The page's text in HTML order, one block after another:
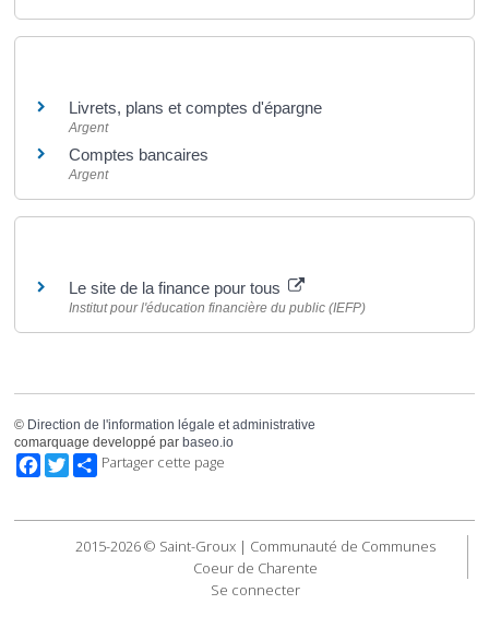
Livrets, plans et comptes d'épargne
Argent
Comptes bancaires
Argent
Le site de la finance pour tous
Institut pour l'éducation financière du public (IEFP)
© Direction de l'information légale et administrative
comarquage developpé par baseo.io
FacebookTwitterPartager cette page
2015-2026 © Saint-Groux | Communauté de Communes
Coeur de Charente
Se connecter